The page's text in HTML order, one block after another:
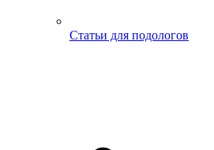
Статьи для подологов